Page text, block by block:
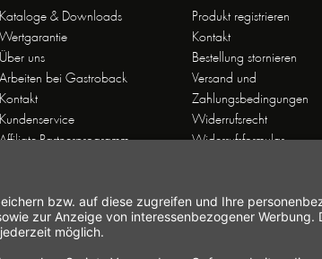
Kataloge & Downloads
Wertgarantie
Über uns
Arbeiten bei Gastroback
Kontakt
Kundenservice
Partnerprogramm
Geschäftsbedingungen
Produkt registrieren
Kontakt
Bestellung stornieren
Versand und
Zahlungsbedingungen
Widerrufsrecht
Widerrufsformular